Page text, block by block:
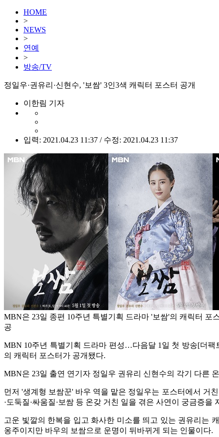
HOME
>
NEWS
>
연예
>
방송/TV
정일우·권유리·신현수, '보쌈' 3인3색 캐릭터 포스터 공개
이한림 기자
입력: 2021.04.23 11:37 / 수정: 2021.04.23 11:37
MBN은 23일 종편 10주년 특별기획 드라마 '보쌈'의 캐릭터 포
공
MBN 10주년 특별기획 드라마 편성…다음달 1일 첫 방송[더팩
의 캐릭터 포스터가 공개됐다.
MBN은 23일 출연 연기자 정일우 권유리 신현수의 각기 다른
먼저 '생계형 보쌈꾼' 바우 역을 맡은 정일우는 포스터에서 거
·도둑질·싸움질·보쌈 등 온갖 거친 일을 겪은 사연이 궁금증을
고운 빛깔의 한복을 입고 화사한 미소를 띄고 있는 권유리는
옹주이지만 바우의 보쌈으로 운명이 뒤바뀌게 되는 인물이다.